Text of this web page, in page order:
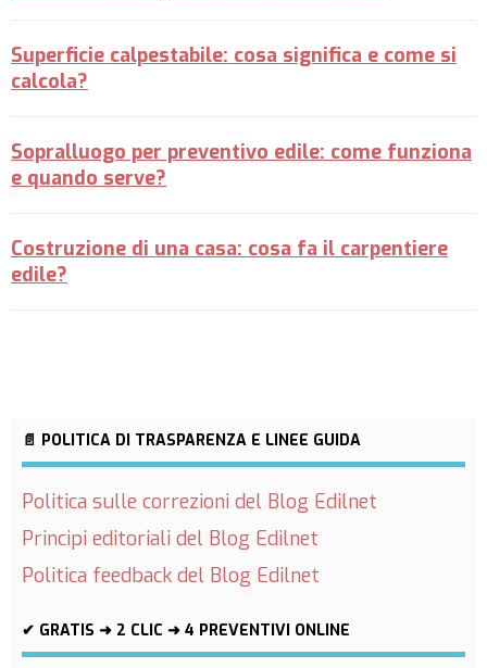
Superficie calpestabile: cosa significa e come si
calcola?
Sopralluogo per preventivo edile: come funziona
e quando serve?
Costruzione di una casa: cosa fa il carpentiere
edile?
📄 POLITICA DI TRASPARENZA E LINEE GUIDA
Politica sulle correzioni del Blog Edilnet
Principi editoriali del Blog Edilnet
Politica feedback del Blog Edilnet
✔ GRATIS ➜ 2 CLIC ➜ 4 PREVENTIVI ONLINE